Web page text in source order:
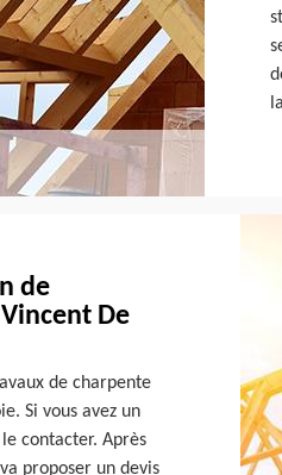
de
De
de charpente
Si vous avez un
contacter. Après
proposer un devis